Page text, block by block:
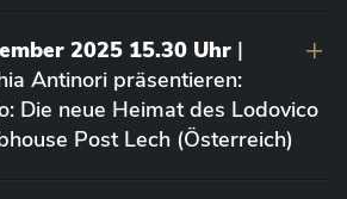
2025 15.30 Uhr |
Antinori präsentieren:
Die neue Heimat des Lodovico
Post Lech (Österreich)